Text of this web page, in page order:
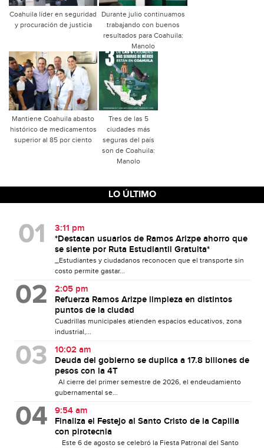
Coahuila líder en seguridad
y procuración de justicia
Durante julio continuamos
trabajando con buenos
resultados para Coahuila:
Manolo
Mantiene Coahuila abasto
histórico de medicamentos
superior al 85 por ciento
Tres de las 5
ciudades más
seguras del país
son de Coahuila:
Manolo
LO ÚLTIMO
3:11 pm
*Destacan usuarios de Ramos Arizpe ahorro que
se siente por Ruta Estudiantil Gratuita*
_Estudiantes y ciudadanos reconocen que el transporte sin
costo permite gastar...
2:05 pm
Refuerza Ramos Arizpe limpieza en distintos
puntos de la ciudad
Cuadrillas municipales atienden espacios educativos, zona
industrial,...
10:02 am
Deuda del gobierno se duplica a 17.8 billones de
pesos con la 4T
Al cierre del primer semestre de 2026, el endeudamiento
gubernamental se...
9:54 am
Finaliza el Festejo al Santo Cristo de la Capilla
con pirotecnia
Este 6 de agosto se celebró la Fiesta Patronal del Santo